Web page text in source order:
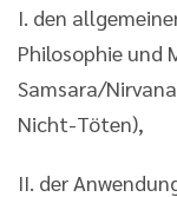
I. den
Philosophie und
Samsara/
Nicht-Töten),
II. der